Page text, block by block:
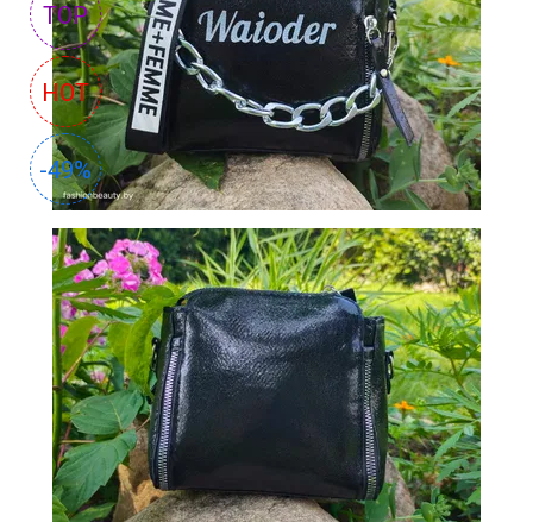
АКСЕССУАРЫ
СУМКИ
И
РЮКЗАКИ
ТОВАРЫ
ДЛЯ
ДОМА
АКЦИИ
СКИДКИ
ДОСТАВКА
ОПЛАТА
ГАРАНТИЯ.
TOP
HOT
-49%